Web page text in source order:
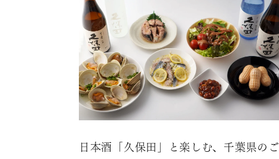
日本酒「久保田」と楽しむ、千葉県のご